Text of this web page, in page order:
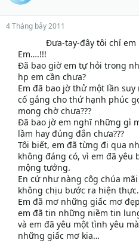
4 Tháng bảy 2011
Đưa-tay-đây tôi chỉ
Em….!!!
Đã bao giờ em tự hỏi trong
hp em cần chưa?
Em đã bao jờ thử một lần
cố gắng cho thứ hạnh phúc
mong chờ chưa???
Đã bao jờ em nghĩ những gì
lầm hay đúng đắn chưa???
Tôi biết, em đã từng đi qua
không đáng có, vì em đã
mộng tưởng.
En cứ như nàng côg chúa
không chịu bước ra hiện thực.
Em đã mơ những giấc mơ
em đã tin những niềm tin
và em đã yêu một tình yêu
những giấc mơ kia…